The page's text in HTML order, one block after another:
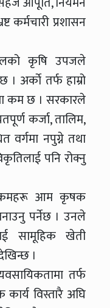
कर्मचारी प्रशासन
कृषि उपजले
। अर्काे तर्फ हाम्रो
कम छ । सरकारले
कर्जा, तालिम,
वर्गमा नपुग्ने तथा
पनि रोक्नु
आम कृषक
बनाउनु पर्नेछ । उनले
सामूहिक खेती
।
तर्फ
विस्तारै अघि